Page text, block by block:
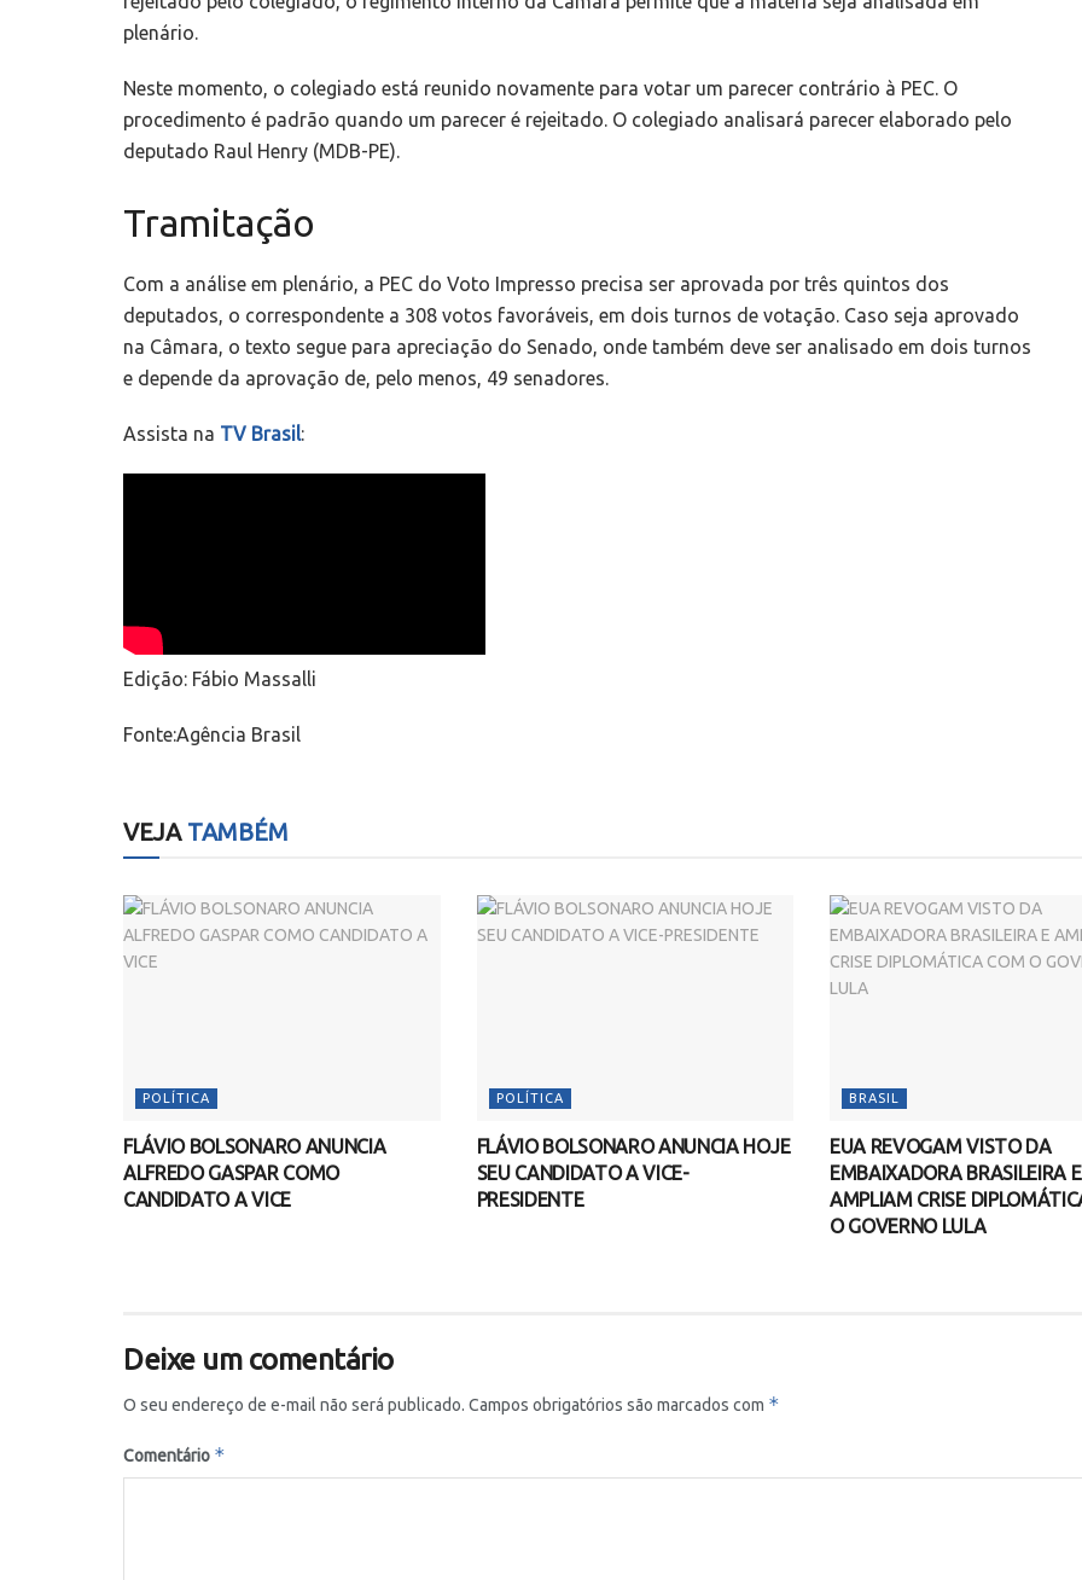
plenário.
Neste momento, o colegiado está reunido novamente para votar um parecer contrário à PEC. O
procedimento é padrão quando um parecer é rejeitado. O colegiado analisará parecer elaborado pelo
deputado Raul Henry (MDB-PE).
Tramitação
Com a análise em plenário, a PEC do Voto Impresso precisa ser aprovada por três quintos dos
deputados, o correspondente a 308 votos favoráveis, em dois turnos de votação. Caso seja aprovado
na Câmara, o texto segue para apreciação do Senado, onde também deve ser analisado em dois turnos
e depende da aprovação de, pelo menos, 49 senadores.
Assista na TV Brasil:
Edição: Fábio Massalli
Fonte:Agência Brasil
VEJATAMBÉM
POLÍTICA
FLÁVIO BOLSONARO ANUNCIA
ALFREDO GASPAR COMO
CANDIDATO A VICE
POLÍTICA
FLÁVIO BOLSONARO ANUNCIA HOJE
SEU CANDIDATO A VICE-
PRESIDENTE
BRASIL
EUA REVOGAM VISTO DA
EMBAIXADORA BRASILEIRA E
AMPLIAM CRISE
O GOVERNO LULA
Deixe um comentário
O seu endereço de e-mail não será publicado. Campos obrigatórios são marcados com *
Comentário *